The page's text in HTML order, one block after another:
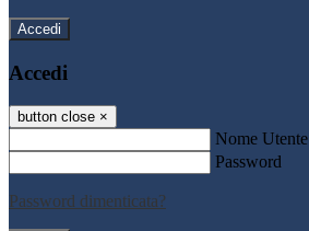
Accedi
Accedi
button close ×
Nome Utente
Password
Password dimenticata?